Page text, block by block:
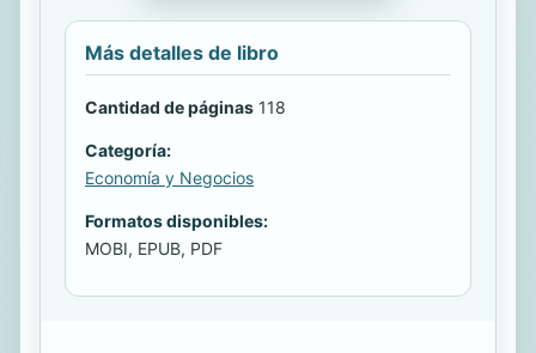
Más detalles de libro
Cantidad de páginas 118
Categoría:
Economía y Negocios
Formatos disponibles:
MOBI, EPUB, PDF